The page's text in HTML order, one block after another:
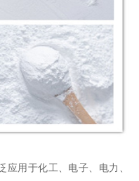
应用于化工、电子、电力、